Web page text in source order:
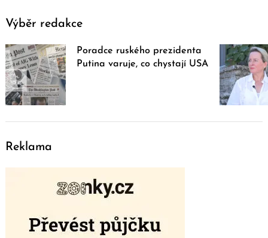
Výběr redakce
Poradce ruského prezidenta
Putina varuje, co chystají USA
Reklama